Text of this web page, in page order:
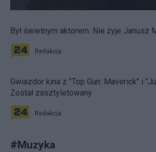
Był świetnym aktorem. Nie żyje Janusz
Redakcja
Gwiazdor kina z "Top Gun: Maverick" i
Został zasztyletowany
Redakcja
#Muzyka